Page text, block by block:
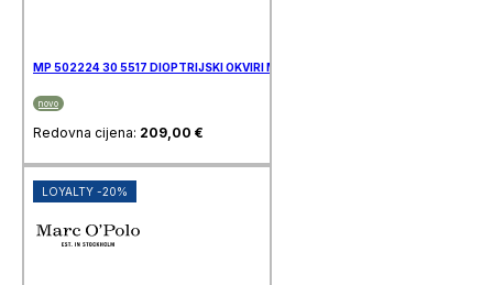
MP 502224 30 5517 DIOPTRIJSKI OKVIRI MARC O’POLO
novo
Redovna cijena: 209,00 €
LOYALTY -20%